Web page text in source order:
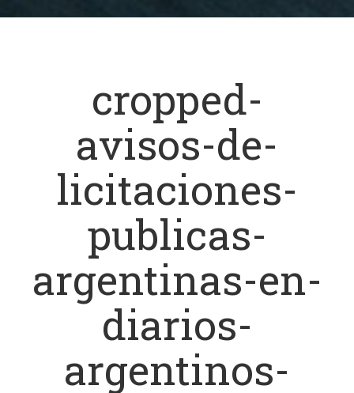
cropped-
avisos-de-
licitaciones-
publicas-
argentinas-en-
diarios-
argentinos-